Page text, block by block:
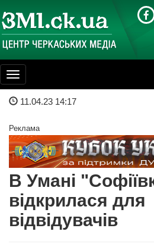
Toggle
navigation
11.04.23 14:17
Реклама
В Умані
відкрилася для
відвідувачів